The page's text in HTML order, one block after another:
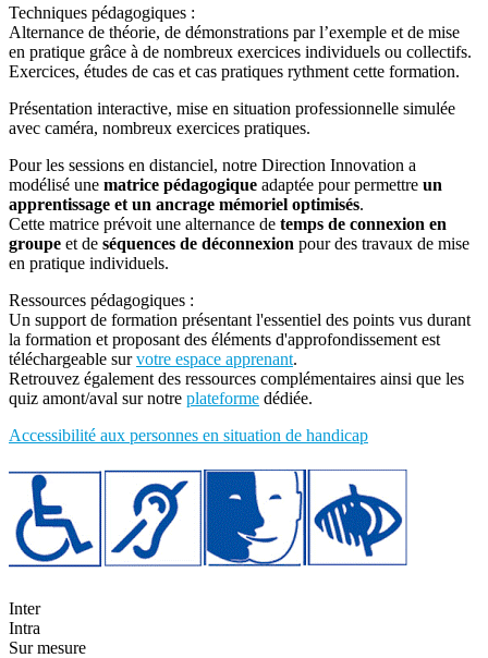
Techniques pédagogiques :
Alternance de théorie, de démonstrations par l’exemple et de mise
en pratique grâce à de nombreux exercices individuels ou collectifs.
Exercices, études de cas et cas pratiques rythment cette formation.
Présentation interactive, mise en situation professionnelle simulée
avec caméra, nombreux exercices pratiques.
Pour les sessions en distanciel, notre Direction Innovation a
modélisé une matrice pédagogique adaptée pour permettre un
apprentissage et un ancrage mémoriel optimisés.
Cette matrice prévoit une alternance de temps de connexion en
groupe et de séquences de déconnexion pour des travaux de mise
en pratique individuels.
Ressources pédagogiques :
Un support de formation présentant l'essentiel des points vus durant
la formation et proposant des éléments d'approfondissement est
téléchargeable survotre espace apprenant.
Retrouvez également des ressources complémentaires ainsi que les
quiz amont/aval sur notre plateforme dédiée.
Accessibilité aux personnes en situation de handicap
Inter
Intra
Sur mesure